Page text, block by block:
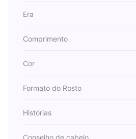
Era
Comprimento
Cor
Formato do Rosto
Histórias
Conselho de cabelo